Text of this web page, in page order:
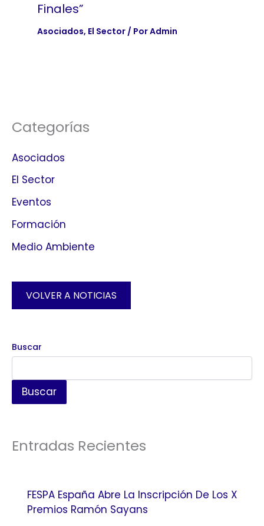
Finales”
Asociados, El Sector/ PorAdmin
Categorías
Asociados
El Sector
Eventos
Formación
Medio Ambiente
VOLVER A NOTICIAS
Buscar
Buscar
Entradas Recientes
FESPA España Abre La Inscripción De Los X
Premios Ramón Sayans